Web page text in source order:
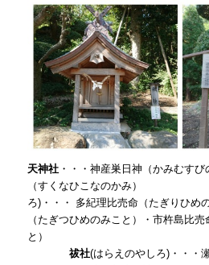
天神社 ・・・神産巣日神（かみむす
（すくなひこなのかみ
ろ)・・・ 多紀理比売命（たぎりひめ
（たぎつひめのみこと）・市杵島比
と
祓社(はらえのやしろ)・・・